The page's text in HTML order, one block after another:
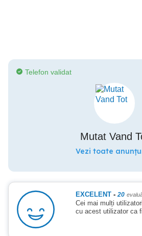
Telefon validat
Mutat Vand
Vezi toate
EXCELENT - 20
Cei mai mulți
cu acest utilizator ca